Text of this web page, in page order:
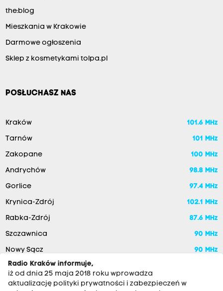
the:blog
Mieszkania w Krakowie
Darmowe ogłoszenia
Sklep z kosmetykami tolpa.pl
POSŁUCHASZ NAS
Kraków 101.6 MHz
Tarnów 101 MHz
Zakopane 100 MHz
Andrychów 98.8 MHz
Gorlice 97.4 MHz
Krynica-Zdrój 102.1 MHz
Rabka-Zdrój 87.6 MHz
Szczawnica 90 MHz
Nowy Sącz
90 MHz
Radio Kraków informuje,
iż od dnia 25 maja 2018 roku wprowadza
aktualizację polityki prywatności i zabezpieczeń w